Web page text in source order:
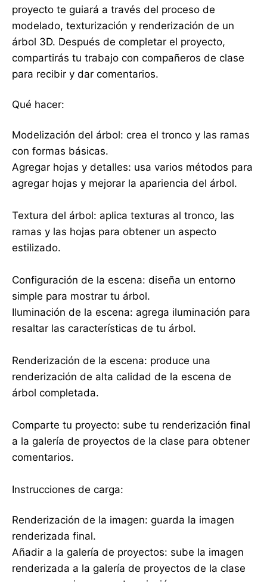
proyecto te guiará a través del proceso de
modelado, texturización y renderización de un
árbol 3D. Después de completar el proyecto,
compartirás tu trabajo con compañeros de clase
para recibir y dar comentarios.
Qué hacer:
Modelización del árbol: crea el tronco y las ramas
con formas básicas.
Agregar hojas y detalles: usa varios métodos para
agregar hojas y mejorar la apariencia del árbol.
Textura del árbol: aplica texturas al tronco, las
ramas y las hojas para obtener un aspecto
estilizado.
Configuración de la escena: diseña un entorno
simple para mostrar tu árbol.
Iluminación de la escena: agrega iluminación para
resaltar las características de tu árbol.
Renderización de la escena: produce una
renderización de alta calidad de la escena de
árbol completada.
Comparte tu proyecto: sube tu renderización final
a la galería de proyectos de la clase para obtener
comentarios.
Instrucciones de carga:
Renderización de la imagen: guarda la imagen
renderizada final.
Añadir a la galería de proyectos: sube la imagen
renderizada a la galería de proyectos de la clase